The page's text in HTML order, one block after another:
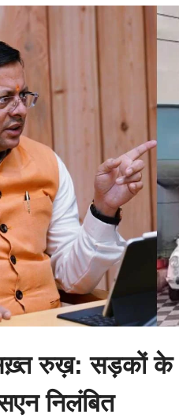
रुख़: सड़कों के
निलंबित